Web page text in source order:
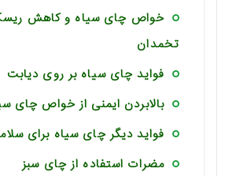
خواص چای سیاه و کاهش
تخمدان
فواید چای سیاه بر روی دیابت
بالابردن ایمنی از خواص چای
فواید دیگر چای سیاه برای
مضرات استفاده از چای سبز